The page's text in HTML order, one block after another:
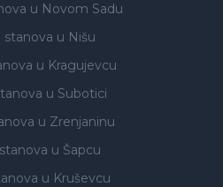
u Novom Sadu
stanova u Nišu
u Kragujevcu
u Subotici
u Zrenjaninu
u Šapcu
u Kruševcu